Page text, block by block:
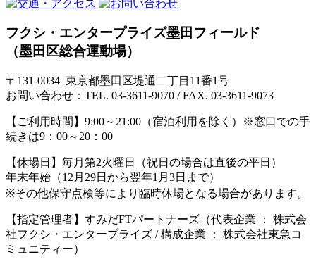
フクシ・エンタープライズ墨田フィールド
（墨田区総合運動場）
〒131-0034 東京都墨田区堤通二丁目11番1号
お問い合わせ：TEL. 03-3611-9070 / FAX. 03-3611-9073
【ご利用時間】 9:00～21:00（宿泊利用を除く）※窓口での手
続きは9：00～20：00
【休場日】 毎月第2火曜日（祝日の場合は直後の平日）
年末年始（12月29日から翌年1月3日まで）
※その他保守点検等により臨時休場となる場合があります。
【指定管理者】 すみだFTパートナーズ（代表企業 ： 株式会
社フクシ・エンタープライズ / 構成企業 ： 株式会社東急コ
ミュニティー）